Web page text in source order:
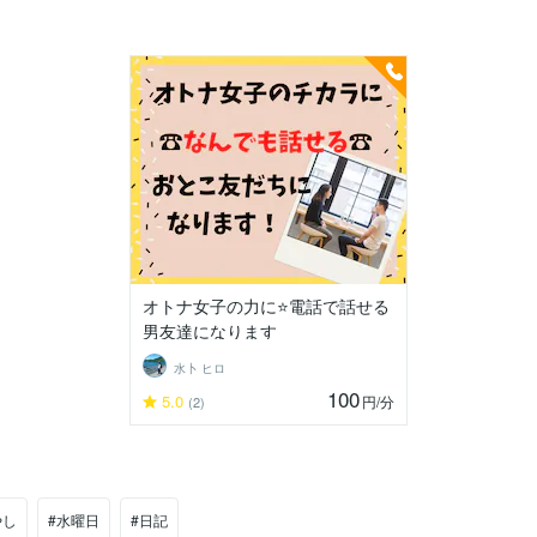
オトナ女子の力に⭐電話で話せる
男友達になります
水卜 ヒロ
5.0 (2) 100円/分
#水曜日 #日記